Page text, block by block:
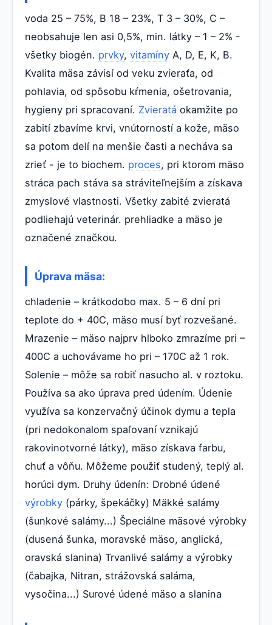
voda 25 – 75%, B 18 – 23%, T 3 – 30%, C –
neobsahuje len asi 0,5%, min. látky – 1 – 2% -
všetky biogén. prvky, vitamíny A, D, E, K, B.
Kvalita mäsa závisí od veku zvieraťa, od
pohlavia, od spôsobu kŕmenia, ošetrovania,
hygieny pri spracovaní. Zvieratá okamžite po
zabití zbavíme krvi, vnútorností a kože, mäso
sa potom delí na menšie časti a necháva sa
zrieť - je to biochem. proces, pri ktorom mäso
stráca pach stáva sa stráviteľnejším a získava
zmyslové vlastnosti. Všetky zabité zvieratá
podliehajú veterinár. prehliadke a mäso je
označené značkou.
Úprava mäsa:
chladenie – krátkodobo max. 5 – 6 dní pri
teplote do + 40C, mäso musí byť rozvešané.
Mrazenie – mäso najprv hlboko zmrazíme pri –
400C a uchovávame ho pri – 170C až 1 rok.
Solenie – môže sa robiť nasucho al. v roztoku.
Používa sa ako úprava pred údením. Údenie
využíva sa konzervačný účinok dymu a tepla
(pri nedokonalom spaľovaní vznikajú
rakovinotvorné látky), mäso získava farbu,
chuť a vôňu. Môžeme použiť studený, teplý al.
horúci dym. Druhy údenín: Drobné údené
výrobky (párky, špekáčky) Mäkké salámy
(šunkové salámy...) Špeciálne mäsové výrobky
(dusená šunka, moravské mäso, anglická,
oravská slanina) Trvanlivé salámy a výrobky
(čabajka, Nitran, strážovská saláma,
vysočina...) Surové údené mäso a slanina